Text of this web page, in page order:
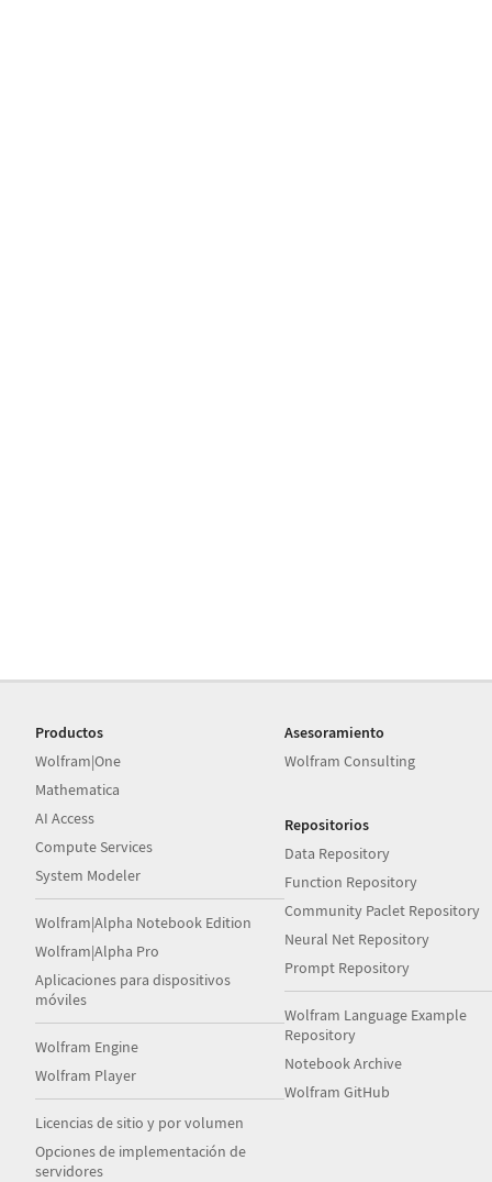
Productos
Wolfram|One
Mathematica
AI Access
Compute Services
System Modeler
Wolfram|Alpha Notebook Edition
Wolfram|Alpha Pro
Aplicaciones para dispositivos
móviles
Wolfram Engine
Wolfram Player
Licencias de sitio y por volumen
Opciones de implementación de
servidores
Asesoramiento
Wolfram Consulting
Repositorios
Data Repository
Function Repository
Community Paclet Repository
Neural Net Repository
Prompt Repository
Wolfram Language Example
Repository
Notebook Archive
Wolfram GitHub